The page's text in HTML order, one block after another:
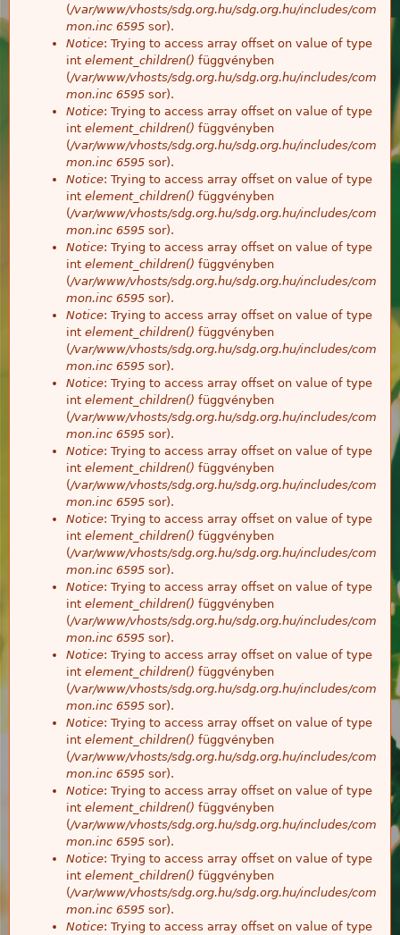
(/var/www/vhosts/sdg.org.hu/sdg.org.hu/includes/com
mon.inc 6595 sor).
Notice: Trying to access array offset on value of type
int element_children() függvényben
(/var/www/vhosts/sdg.org.hu/sdg.org.hu/includes/com
mon.inc 6595 sor).
Notice: Trying to access array offset on value of type
int element_children() függvényben
(/var/www/vhosts/sdg.org.hu/sdg.org.hu/includes/com
mon.inc 6595 sor).
Notice: Trying to access array offset on value of type
int element_children() függvényben
(/var/www/vhosts/sdg.org.hu/sdg.org.hu/includes/com
mon.inc 6595 sor).
Notice: Trying to access array offset on value of type
int element_children() függvényben
(/var/www/vhosts/sdg.org.hu/sdg.org.hu/includes/com
mon.inc 6595 sor).
Notice: Trying to access array offset on value of type
int element_children() függvényben
(/var/www/vhosts/sdg.org.hu/sdg.org.hu/includes/com
mon.inc 6595 sor).
Notice: Trying to access array offset on value of type
int element_children() függvényben
(/var/www/vhosts/sdg.org.hu/sdg.org.hu/includes/com
mon.inc 6595 sor).
Notice: Trying to access array offset on value of type
int element_children() függvényben
(/var/www/vhosts/sdg.org.hu/sdg.org.hu/includes/com
mon.inc 6595 sor).
Notice: Trying to access array offset on value of type
int element_children() függvényben
(/var/www/vhosts/sdg.org.hu/sdg.org.hu/includes/com
mon.inc 6595 sor).
Notice: Trying to access array offset on value of type
int element_children() függvényben
(/var/www/vhosts/sdg.org.hu/sdg.org.hu/includes/com
mon.inc 6595 sor).
Notice: Trying to access array offset on value of type
int element_children() függvényben
(/var/www/vhosts/sdg.org.hu/sdg.org.hu/includes/com
mon.inc 6595 sor).
Notice: Trying to access array offset on value of type
int element_children() függvényben
(/var/www/vhosts/sdg.org.hu/sdg.org.hu/includes/com
mon.inc 6595 sor).
Notice: Trying to access array offset on value of type
int element_children() függvényben
(/var/www/vhosts/sdg.org.hu/sdg.org.hu/includes/com
mon.inc 6595 sor).
Notice: Trying to access array offset on value of type
int element_children() függvényben
(/var/www/vhosts/sdg.org.hu/sdg.org.hu/includes/com
mon.inc 6595 sor).
Notice: Trying to access array offset on value of type